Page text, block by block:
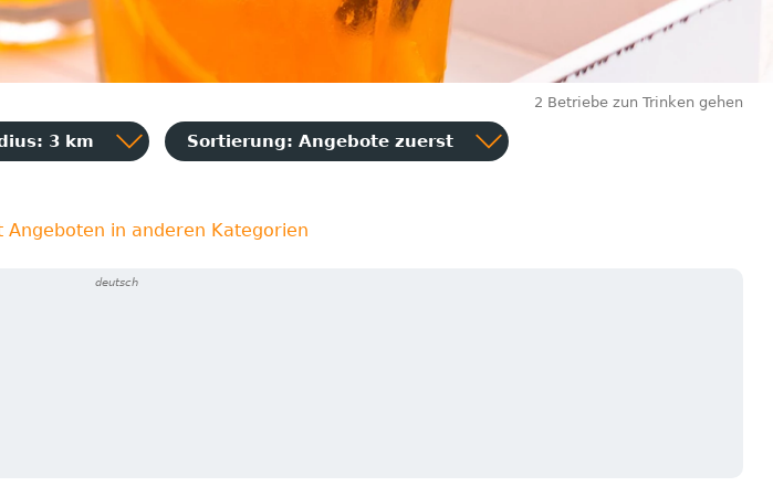
2 Betriebe zun Trinken gehen
3 km Sortierung: Angebote zuerst
in anderen Kategorien
deutsch